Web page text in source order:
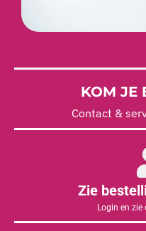
KOM JE
Contact &
Zie
Login en zie